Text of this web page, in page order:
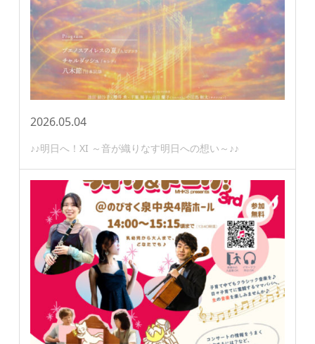
2026.05.04
♪♪明日へ！XI ～音が織りなす明日への想い～♪♪